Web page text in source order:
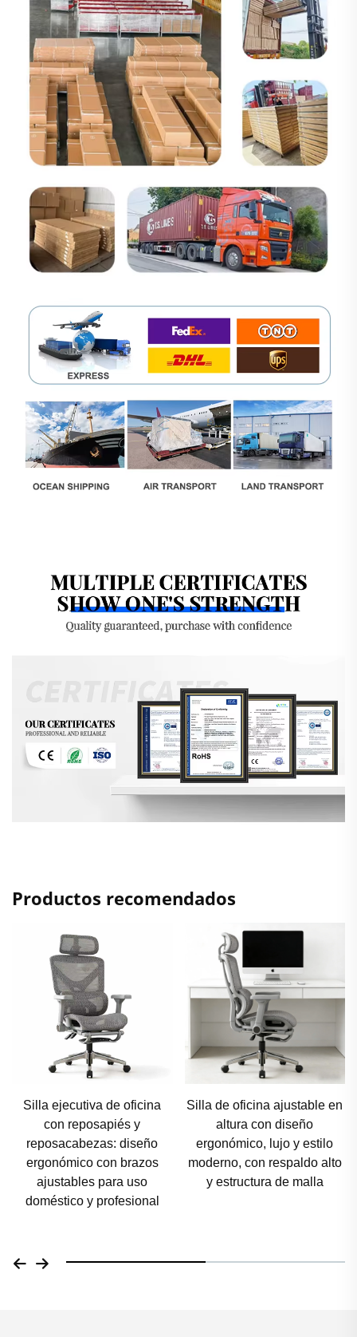
Productos recomendados
Silla de oficina ajustable en
altura con diseño
ergonómico, lujo y estilo
moderno, con respaldo alto
y estructura de malla
Silla de oficina de lujo
moderna con respaldo alto y
malla, diseño ergonómico
cómodo, apoyacabezas
ajustable, función giratoria e